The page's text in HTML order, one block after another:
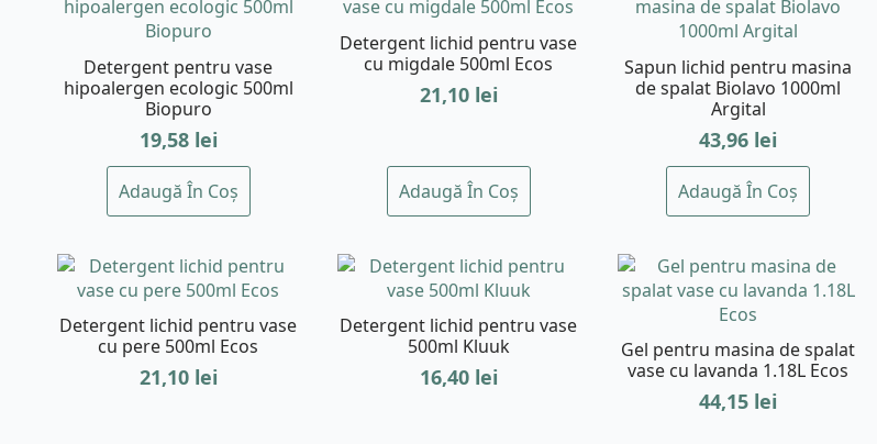
Detergent pentru vase
hipoalergen ecologic 500ml
Biopuro
19,58 lei
Adaugă În Coș
Detergent lichid pentru vase
cu migdale 500ml Ecos
21,10 lei
Adaugă În Coș
Sapun lichid pentru masina
de spalat Biolavo 1000ml
Argital
43,96 lei
Adaugă În Coș
Detergent lichid pentru vase
cu pere 500ml Ecos
21,10 lei
Detergent lichid pentru vase
500ml Kluuk
16,40 lei
Gel pentru masina de spalat
vase cu lavanda 1.18L Ecos
44,15 lei